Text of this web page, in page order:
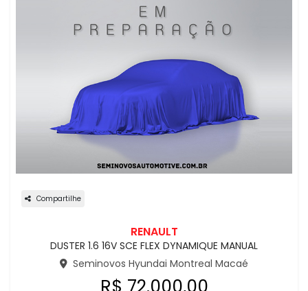
Compartilhe
RENAULT
DUSTER 1.6 16V SCE FLEX DYNAMIQUE MANUAL
Seminovos Hyundai Montreal Macaé
R$ 72.000,00